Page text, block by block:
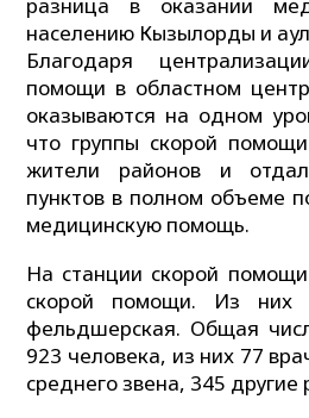
населению Кызылорды и
Благодаря
помощи в областном
оказываются на одном
что группы скорой
жители районов и
пунктов в полном объеме
медицинскую помощь.
На станции скорой
скорой помощи. Из них
фельдшерская. Общая
923 человека, из них 77
среднего звена, 345 другие